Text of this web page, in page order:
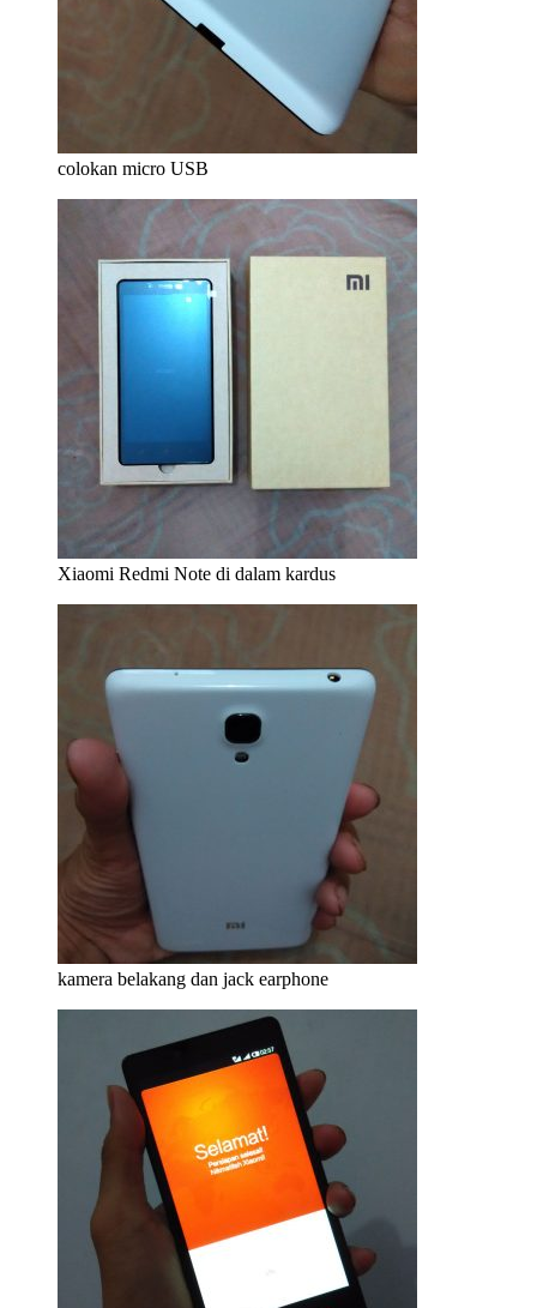
colokan micro USB
Xiaomi Redmi Note di dalam kardus
kamera belakang dan jack earphone